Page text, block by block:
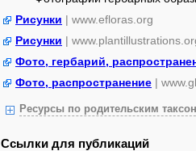
Рисунки | www.efloras.org
Рисунки |
Фото, гербарий,
Фото, распространение |
Ресурсы по родительским
Ссылки для публикаций